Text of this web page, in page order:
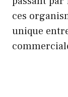
ces
unique